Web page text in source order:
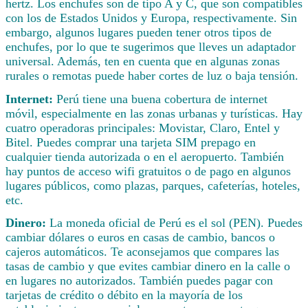
hertz. Los enchufes son de tipo A y C, que son compatibles
con los de Estados Unidos y Europa, respectivamente. Sin
embargo, algunos lugares pueden tener otros tipos de
enchufes, por lo que te sugerimos que lleves un adaptador
universal. Además, ten en cuenta que en algunas zonas
rurales o remotas puede haber cortes de luz o baja tensión.
Internet: Perú tiene una buena cobertura de internet
móvil, especialmente en las zonas urbanas y turísticas. Hay
cuatro operadoras principales: Movistar, Claro, Entel y
Bitel. Puedes comprar una tarjeta SIM prepago en
cualquier tienda autorizada o en el aeropuerto. También
hay puntos de acceso wifi gratuitos o de pago en algunos
lugares públicos, como plazas, parques, cafeterías, hoteles,
etc.
Dinero: La moneda oficial de Perú es el sol (PEN). Puedes
cambiar dólares o euros en casas de cambio, bancos o
cajeros automáticos. Te aconsejamos que compares las
tasas de cambio y que evites cambiar dinero en la calle o
en lugares no autorizados. También puedes pagar con
tarjetas de crédito o débito en la mayoría de los